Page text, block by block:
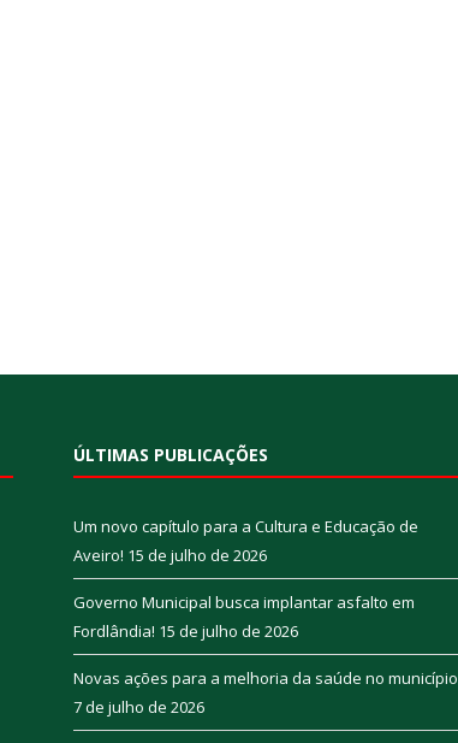
ÚLTIMAS PUBLICAÇÕES
Um novo capítulo para a Cultura e Educação de
Aveiro! 15 de julho de 2026
Governo Municipal busca implantar asfalto em
Fordlândia! 15 de julho de 2026
Novas ações para a melhoria da saúde no município
7 de julho de 2026